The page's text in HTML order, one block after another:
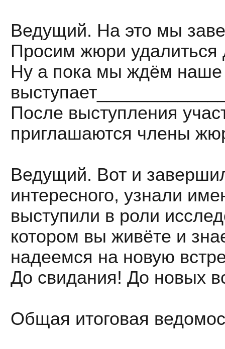
Ведущий. На это мы
Просим жюри удалиться
Ну а пока мы ждём
После выступления
приглашаются члены
Ведущий. Вот и
интересного, узнали
выступили в роли
котором вы живёте и
надеемся на новую
До свидания! До новых
Общая итоговая